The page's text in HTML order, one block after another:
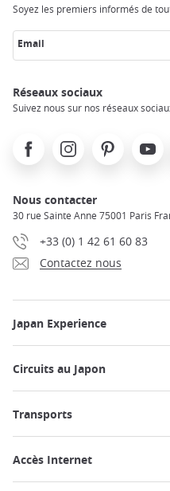
Soyez les premiers informés de
Email
Réseaux sociaux
Suivez nous sur nos réseaux
FacebookInstagramPinterest Youtube
Nous contacter
30 rue Sainte Anne 75001 Paris
+33 (0) 1 42 61 60 83
Contactez nous
Japan Experience
Circuits au Japon
Transports
Accès Internet